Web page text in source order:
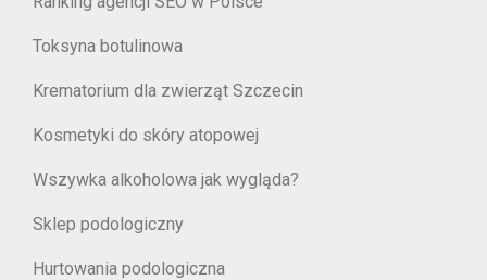
Toksyna botulinowa
Krematorium dla zwierząt Szczecin
Kosmetyki do skóry atopowej
Wszywka alkoholowa jak wygląda?
Sklep podologiczny
Hurtowania podologiczna